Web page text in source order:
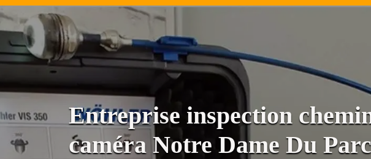
Entreprise inspection
caméra Notre Dame Du